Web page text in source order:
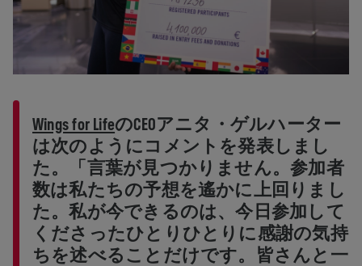
Wings for LifeのCEOアニタ・ゲルハーター
は次のようにコメントを発表しまし
た。「言葉が見つかりません。参加者
数は私たちの予想を遙かに上回りまし
た。私が今できるのは、今日参加して
くださったひとりひとりに感謝の気持
ちを述べることだけです。皆さんと一